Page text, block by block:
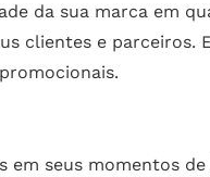
da sua marca em
clientes e parceiros.
em seus momentos